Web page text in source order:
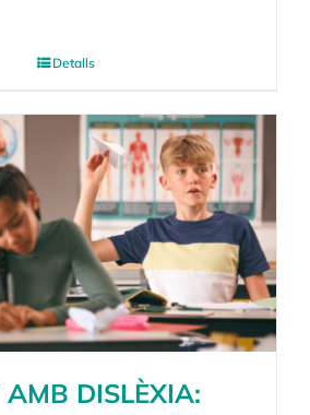
Detalls
DISLÈXIA: